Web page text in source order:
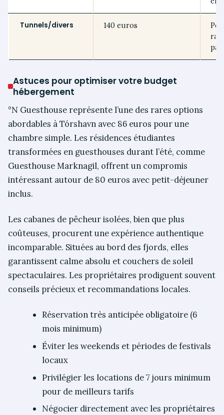
Tunnels/divers 140 euros
Astuces pour optimiser votre budget
hébergement
°N Guesthouse représente l’une des rares options
abordables à Tórshavn avec 86 euros pour une
chambre simple. Les résidences étudiantes
transformées en guesthouses durant l’été, comme
Guesthouse Marknagil, offrent un compromis
intéressant autour de 80 euros avec petit-déjeuner
inclus.
Les cabanes de pêcheur isolées, bien que plus
coûteuses, procurent une expérience authentique
incomparable. Situées au bord des fjords, elles
garantissent calme absolu et couchers de soleil
spectaculaires. Les propriétaires prodiguent souvent
conseils précieux et recommandations locales.
Réservation très anticipée obligatoire (6
mois minimum)
Éviter les weekends et périodes de festivals
locaux
Privilégier les locations de 7 jours minimum
pour de meilleurs tarifs
Négocier directement avec les propriétaires